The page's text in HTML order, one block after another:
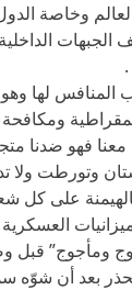
وخاصة
الجبهات
المنافس لها
فهو ضدنا
وتورطت
على كل
العسكرية
ومأجوج”
بعد أن شوّه